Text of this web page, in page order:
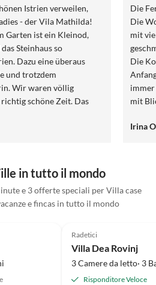
Istrien verweilen,
- der Vila Mathilda!
Garten ist ein Kleinod,
Steinhaus so
Dazu eine überaus
und trotzdem
Wir waren völlig
schöne Zeit. Das
und Liebe zum
Fahrt nach Istrien, es
Die
Die
mit
Die
mit
Irina
in tutto il mondo
e 3 offerte speciali per Villa case
e fincas in tutto il mondo
Annuncio in
Radetici
Villa Dea Rovinj
3 Camere da letto· 3
Risponditore Veloce